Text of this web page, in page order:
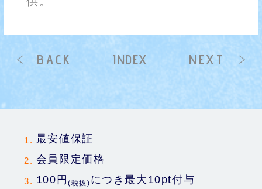
最安値保証
会員限定価格
100円 (税抜) につき最大10pt付与